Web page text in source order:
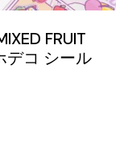
FRUIT
デコ シール